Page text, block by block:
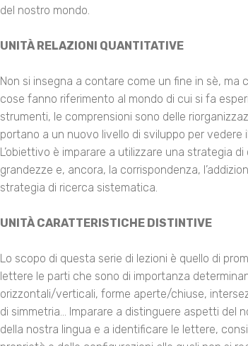
del nostro mondo.
UNITÀ RELAZIONI QUANTITATIVE
Non si insegna a contare come un fine in sè,
cose fanno riferimento al mondo di cui si fa
strumenti, le comprensioni sono delle
portano a un nuovo livello di sviluppo per vedere
L’obiettivo è imparare a utilizzare una strategia
grandezze e, ancora, la corrispondenza,
strategia di ricerca sistematica.
UNITÀ CARATTERISTICHE DISTINTIVE
Lo scopo di questa serie di lezioni è quello di
lettere le parti che sono di importanza
orizzontali/verticali, forme aperte/chiuse,
di simmetria... Imparare a distinguere aspetti del
della nostra lingua e a identificare le lettere,